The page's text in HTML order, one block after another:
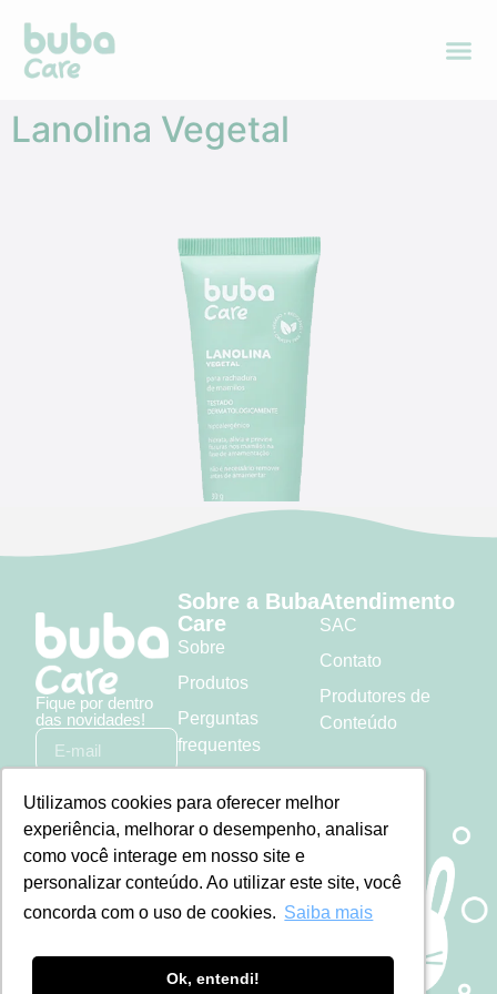
Utilizamos cookies para oferecer melhor
experiência, melhorar o desempenho, analisar
como você interage em nosso site e
personalizar conteúdo. Ao utilizar este site, você
concorda com o uso de cookies. Saiba mais
Ok, entendi!
Utilizamos cookies para oferecer melhor
experiência, melhorar o desempenho, analisar
como você interage em nosso site e
personalizar conteúdo. Ao utilizar este site, você
concorda com o uso de cookies. Saiba mais
Ok, entendi!
Lanolina Vegetal
Fique por dentro
das novidades!
Enviar
Sobre a Buba
Care
Sobre
Produtos
Perguntas
frequentes
privacidade
Atendimento
SAC
Contato
Produtores de
Conteúdo